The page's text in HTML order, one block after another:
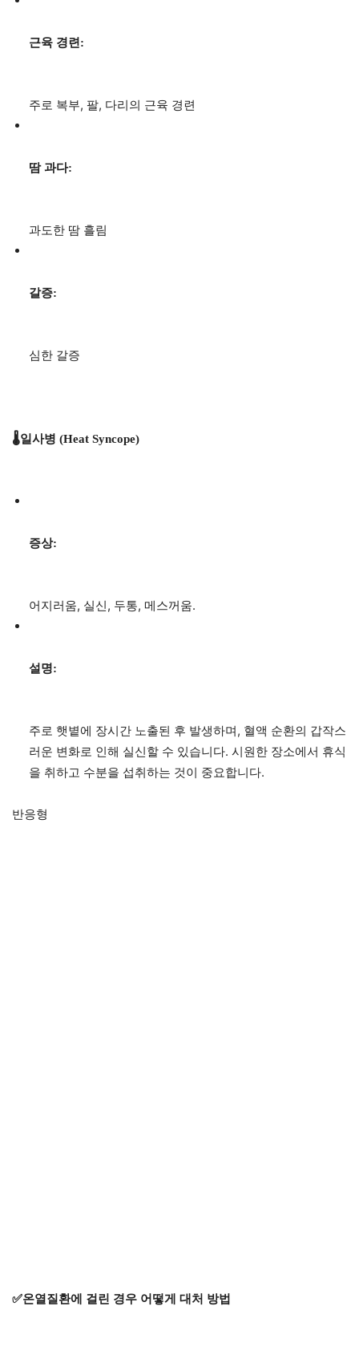
근육 경련:
주로 복부, 팔, 다리의 근육 경련
땀 과다:
과도한 땀 흘림
갈증:
심한 갈증
🌡️일사병 (Heat Syncope)
증상:
어지러움, 실신, 두통, 메스꺼움.
설명:
주로 햇볕에 장시간 노출된 후 발생하며, 혈액 순환의 갑작스
러운 변화로 인해 실신할 수 있습니다. 시원한 장소에서 휴식
을 취하고 수분을 섭취하는 것이 중요합니다.
반응형
✅온열질환에 걸린 경우 어떻게 대처 방법